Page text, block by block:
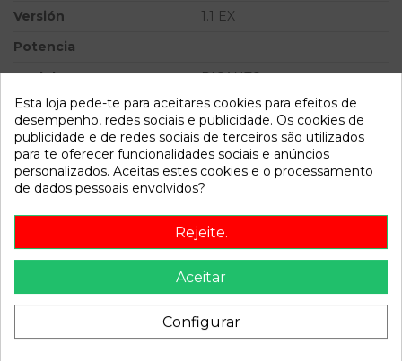
Versión
1.1 EX
Potencia
Modelo
PICANTO
Referência 801105
Disponível a partir de: 2022-04-05
Descrição
Recambio de deposito limpia para kia picanto 1.1 ex
referencia OEM IAM
Também poderá gostar
Esta loja pede-te para aceitares cookies para efeitos de
desempenho, redes sociais e publicidade. Os cookies de
publicidade e de redes sociais de terceiros são utilizados
para te oferecer funcionalidades sociais e anúncios
personalizados. Aceitas estes cookies e o processamento
de dados pessoais envolvidos?
Rejeite.
Aceitar
Configurar